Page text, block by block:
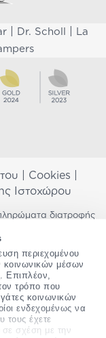
περιεχομένου
κοινωνικών μέσων
Επιπλέον,
τρόπο που
κοινωνικών
ενδεχομένως να
τους έχετε
σε σχέση με την
| Dr. Scholl
La
Cookies
Ιστοχώρου
διατροφής
ανθρώπινης
είστε έγκυος,
αγωγή ή
διαρκώς να
Σε περίπτωση
σχετικά με αυτές,
μας.